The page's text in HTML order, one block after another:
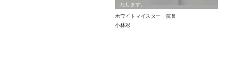
たします。
ホワイトマイスター 院長
小林彩